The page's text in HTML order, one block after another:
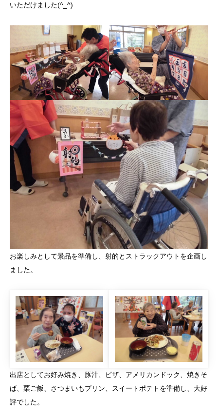
いただけました(^_^)
お楽しみとして景品を準備し、射的とストラックアウトを企画し
ました。
出店としてお好み焼き、豚汁、ピザ、アメリカンドック、焼きそ
ば、栗ご飯、さつまいもプリン、スイートポテトを準備し、大好
評でした。